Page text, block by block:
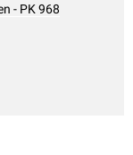
- PK 968